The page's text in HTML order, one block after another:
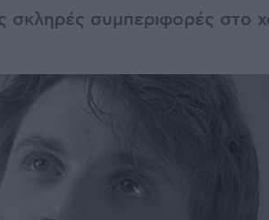
σκληρές συμπεριφορές στο